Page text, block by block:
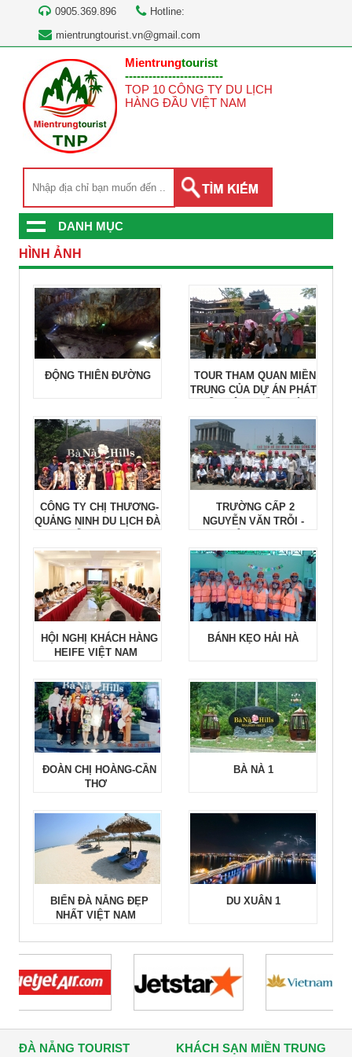
0905.369.896
Hotline:
mientrungtourist.vn@gmail.com
Mientrungtourist
-------------------------
TOP 10 CÔNG TY DU LỊCH
HÀNG ĐẦU VIỆT NAM
DANH MỤC
HÌNH ẢNH
ĐỘNG THIÊN ĐƯỜNG
TOUR THAM QUAN MIỀN
TRUNG CỦA DỰ ÁN PHÁT
THUẬN
CÔNG TY CHỊ THƯƠNG-
QUẢNG NINH DU LỊCH ĐÀ
TRƯỜNG CẤP 2
NGUYỄN VĂN TRỖI -
HỘI NGHỊ KHÁCH HÀNG
HEIFE VIỆT NAM
BÁNH KẸO HẢI HÀ
ĐOÀN CHỊ HOÀNG-CẦN
THƠ
BÀ NÀ 1
BIỂN ĐÀ NẴNG ĐẸP
NHẤT VIỆT NAM
DU XUÂN 1
ĐÀ NẴNG TOURIST KHÁCH SẠN MIỀN TRUNG